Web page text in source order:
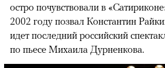
остро почувствовали в
2002 году позвал Константин
идет последний российский
по пьесе Михаила Дурненкова.